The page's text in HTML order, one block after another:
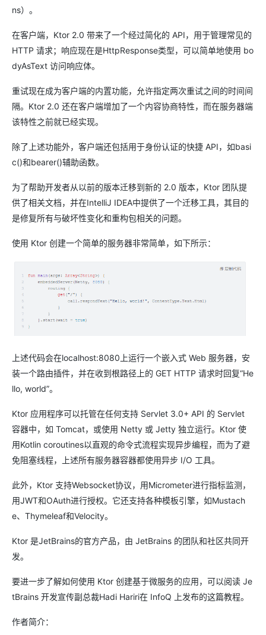
ns）。
在客户端，Ktor 2.0 带来了一个经过简化的 API，用于管理常见的
HTTP 请求；响应现在是HttpResponse类型，可以简单地使用 bo
dyAsText 访问响应体。
重试现在成为客户端的内置功能，允许指定两次重试之间的时间间
隔。Ktor 2.0 还在客户端增加了一个内容协商特性，而在服务器端
该特性之前就已经实现。
除了上述功能外，客户端还包括用于身份认证的快捷 API，如basi
c()和bearer()辅助函数。
为了帮助开发者从以前的版本迁移到新的 2.0 版本，Ktor 团队提
供了相关文档，并在IntelliJ IDEA中提供了一个迁移工具，其目的
是修复所有与破坏性变化和重构包相关的问题。
使用 Ktor 创建一个简单的服务器非常简单，如下所示：
上述代码会在localhost:8080上运行一个嵌入式 Web 服务器，安
装一个路由插件，并在收到根路径上的 GET HTTP 请求时回复“He
llo, world”。
Ktor 应用程序可以托管在任何支持 Servlet 3.0+ API 的 Servlet
容器中，如 Tomcat，或使用 Netty 或 Jetty 独立运行。Ktor 使
用Kotlin coroutines以直观的命令式流程实现异步编程，而为了避
免阻塞线程，上述所有服务器容器都使用异步 I/O 工具。
此外，Ktor 支持Websocket协议，用Micrometer进行指标监测，
用JWT和OAuth进行授权。它还支持各种模板引擎，如Mustach
e、Thymeleaf和Velocity。
Ktor 是JetBrains的官方产品，由 JetBrains 的团队和社区共同开
发。
要进一步了解如何使用 Ktor 创建基于微服务的应用，可以阅读 Je
tBrains 开发宣传副总裁Hadi Hariri在 InfoQ 上发布的这篇教程。
作者简介：